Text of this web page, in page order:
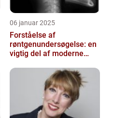
06 januar 2025
Forståelse af
røntgenundersøgelse: en
vigtig del af moderne